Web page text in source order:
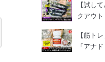
【試し
クアウ
【筋ト
「アナ